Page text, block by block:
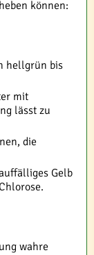
können:
hellgrün bis
mit
lässt zu
die
Gelb
wahre